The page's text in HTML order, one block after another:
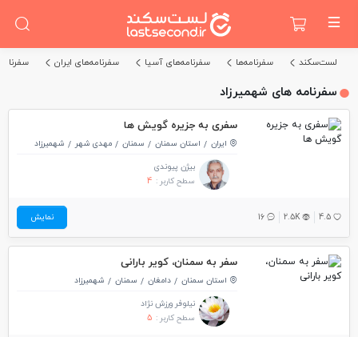
لست‌سکند سفرنامه‌ها سفرنامه‌های آسیا سفرنامه‌های ایران
سفرنامه های شهمیرزاد
سفری به جزیره گویش ها
ایران استان سمنان سمنان مهدی شهر
شهمیرزاد
بیژن پیوندی
سطح کاربر : 4
4.5
2.5K
16 نمایش
سفر به سمنان، کویر بارانی
استان سمنان دامغان سمنان
شهمیرزاد
نیلوفر ورزش نژاد
سطح کاربر : 5